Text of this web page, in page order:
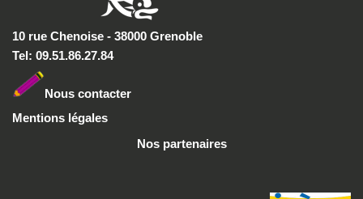
10 rue Chenoise - 38000 Grenoble
Tel: 09.51.86.27.84
Nous contacter
Mentions légales
Nos partenaires